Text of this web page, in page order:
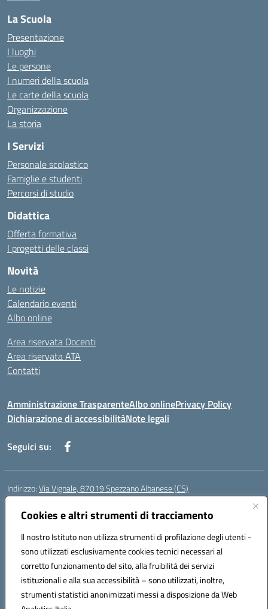
Cookies e altri strumenti di tracciamento
Il nostro Istituto non utilizza strumenti di profilazione degli utenti -
sono utilizzati esclusivamente cookies tecnici necessari al
corretto funzionamento del sito, alla fruibilità dei servizi
istituzionali e alla sua accessibilità – sono utilizzati, inoltre,
strumenti statistici anonimizzati messi a disposizione da Web
La Scuola
Presentazione
I luoghi
Le persone
I numeri della scuola
Le carte della scuola
Organizzazione
La storia
I Servizi
Personale scolastico
Famiglie e studenti
Percorsi di studio
Didattica
Offerta formativa
I progetti delle classi
Novità
Le notizie
Calendario eventi
Albo online
Area riservata Docenti
Area riservata ATA
Contatti
Amministrazione TrasparenteAlbo onlinePrivacy Policy
Dichiarazione di accessibilitàNote legali
Seguici su:
Indirizzo:Via Vignale, 87019 Spezzano Albanese (CS)
Centralino:
Posta elettronica certificata (PEC):csic878003@pec.istruzione.it
Codice fiscale: 94018300783
Codice meccanografico:CSIC878003
Codice Indice delle Pubbliche Amministrazioni (IPA): istsc_csic878003
Codice unico di fatturazione (CUF): UFK2HU